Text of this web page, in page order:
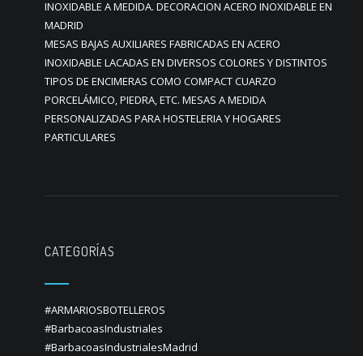
INOXIDABLE A MEDIDA. DECORACION ACERO INOXIDABLE EN
MADRID
MESAS BAJAS AUXILIARES FABRICADAS EN ACERO
INOXIDABLE LACADAS EN DIVERSOS COLORES Y DISTINTOS
TIPOS DE ENCIMERAS COMO COMPACT CUARZO
PORCELÁMICO, PIEDRA, ETC. MESAS A MEDIDA
PERSONALIZADAS PARA HOSTELERIA Y HOGARES
PARTICULARES
CATEGORÍAS
#ARMARIOSBOTELLEROS
#BarbacoasIndustriales
#BarbacoasIndustrialesMadrid